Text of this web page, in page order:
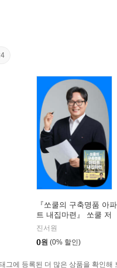
『쏘쿨의 구축명품 아파
트 내집마련』 쏘쿨 저
자 온라인 북토크
진서원
0원 (0% 할인)
그에 등록된 더 많은 상품을 확인해